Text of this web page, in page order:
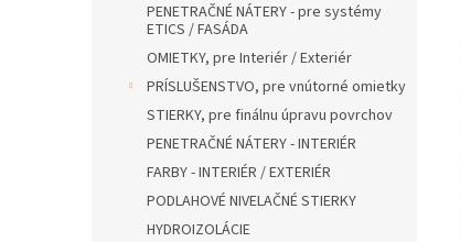
PENETRAČNÉ NÁTERY - pre systémy
ETICS / FASÁDA
OMIETKY, pre Interiér / Exteriér
PRÍSLUŠENSTVO, pre vnútorné omietky
STIERKY, pre finálnu úpravu povrchov
PENETRAČNÉ NÁTERY - INTERIÉR
FARBY - INTERIÉR / EXTERIÉR
PODLAHOVÉ NIVELAČNÉ STIERKY
HYDROIZOLÁCIE